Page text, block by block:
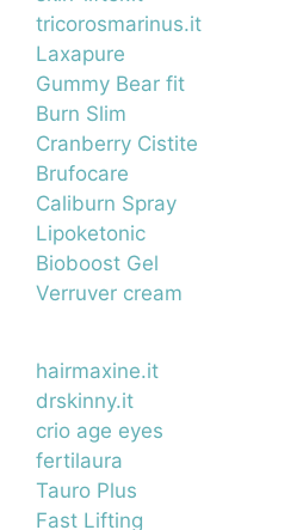
tricorosmarinus.it
Laxapure
Gummy Bear fit
Burn Slim
Cranberry Cistite
Brufocare
Caliburn Spray
Lipoketonic
Bioboost Gel
Verruver cream
hairmaxine.it
drskinny.it
crio age eyes
fertilaura
Tauro Plus
Fast Lifting